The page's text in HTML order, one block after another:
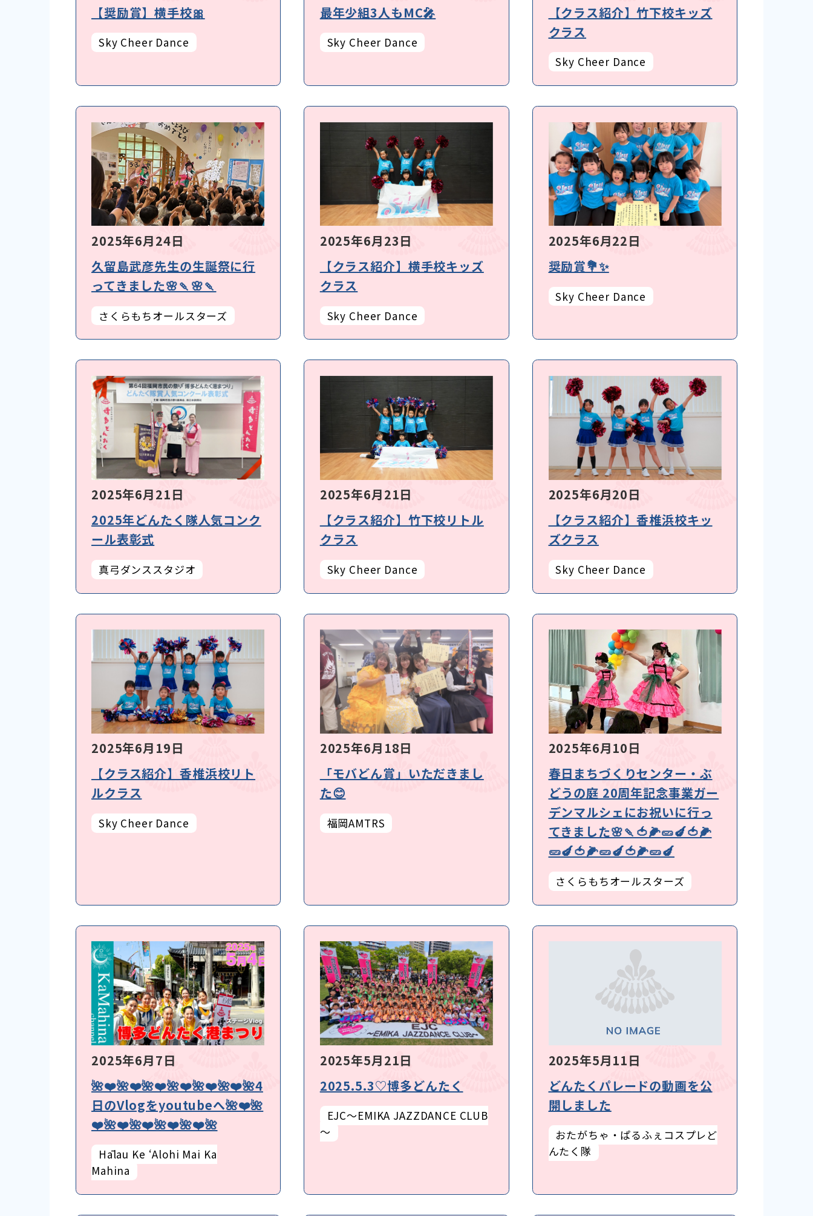
【奨励賞】横手校🎀
Sky Cheer Dance
最年少組3人もMC🎤
Sky Cheer Dance
【クラス紹介】竹下校キッズ
クラス
Sky Cheer Dance
2025年6月24日
久留島武彦先生の生誕祭に行
ってきました🌸🍡🌸🍡
さくらもちオールスターズ
2025年6月23日
【クラス紹介】横手校キッズ
クラス
Sky Cheer Dance
2025年6月22日
奨励賞💐✨
Sky Cheer Dance
2025年6月21日
2025年どんたく隊人気コンク
ール表彰式
真弓ダンススタジオ
2025年6月21日
【クラス紹介】竹下校リトル
クラス
Sky Cheer Dance
2025年6月20日
【クラス紹介】香椎浜校キッ
ズクラス
Sky Cheer Dance
2025年6月19日
【クラス紹介】香椎浜校リト
ルクラス
Sky Cheer Dance
2025年6月18日
「モバどん賞」いただきまし
た😊
福岡AMTRS
2025年6月10日
春日まちづくりセンター・ぶ
どうの庭 20周年記念事業ガー
デンマルシェにお祝いに行っ
てきました🌸🍡🍅🌽🥒🍆🍅🌽
🥒🍆🍅🌽🥒🍆🍅🌽🥒🍆
さくらもちオールスターズ
2025年6月7日
🌺❤️🌺❤️🌺❤️🌺❤️🌺❤️🌺❤️🌺4
日のVlogをyoutubeへ🌺❤️🌺
❤️🌺❤️🌺❤️🌺❤️🌺❤️🌺
Hālau Ke ʻAlohi Mai Ka
Mahina
2025年5月21日
2025.5.3♡博多どんたく
EJC～EMIKA JAZZDANCE CLUB
～
2025年5月11日
どんたくパレードの動画を公
開しました
おたがちゃ・ぱるふぇコスプレど
んたく隊